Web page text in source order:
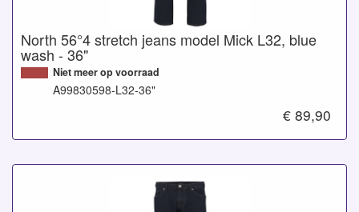
North 56°4 stretch jeans model Mick L32, blue
wash - 36"
Niet meer op voorraad
A99830598-L32-36"
€ 89,90